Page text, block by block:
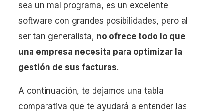
sea un mal programa, es un excelente
software con grandes posibilidades, pero al
ser tan generalista, no ofrece todo lo que
una empresa necesita para optimizar la
gestión de sus facturas.
A continuación, te dejamos una tabla
comparativa que te ayudará a entender las